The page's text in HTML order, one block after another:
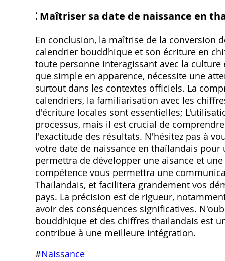
⁚ Maîtriser sa date de naissance en
En conclusion, la maîtrise de la conversion
calendrier bouddhique et son écriture en
toute personne interagissant avec la
que simple en apparence, nécessite une
surtout dans les contextes officiels. La
calendriers, la familiarisation avec les
d'écriture locales sont essentielles;
processus, mais il est crucial de
l'exactitude des résultats. N'hésitez pas à
votre date de naissance en thaïlandais
permettra de développer une aisance et
compétence vous permettra une
Thaïlandais, et facilitera grandement vos
pays. La précision est de rigueur,
avoir des conséquences significatives.
bouddhique et des chiffres thaïlandais est
contribue à une meilleure intégration.
#Naissance